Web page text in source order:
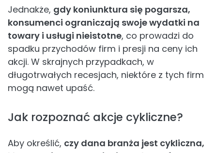
Jednakże, gdy koniunktura się pogarsza,
konsumenci ograniczają swoje wydatki na
towary i usługi nieistotne, co prowadzi do
spadku przychodów firm i presji na ceny ich
akcji. W skrajnych przypadkach, w
długotrwałych recesjach, niektóre z tych firm
mogą nawet upaść.
Jak rozpoznać akcje cykliczne?
Aby określić, czy dana branża jest cykliczna,